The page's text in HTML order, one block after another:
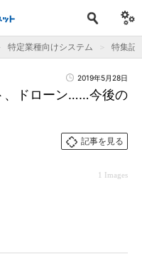
特定業種向けシステム 特集記
2019年5月28日
、ドローン……今後の
記事を見る
1 Images